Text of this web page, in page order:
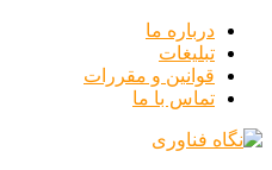
درباره ما
تبلیغات
قوانین و مقررات
تماس با ما